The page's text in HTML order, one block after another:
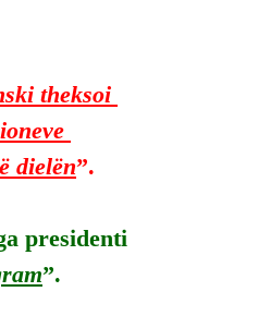
theksoi
dielën”.
presidenti
”.